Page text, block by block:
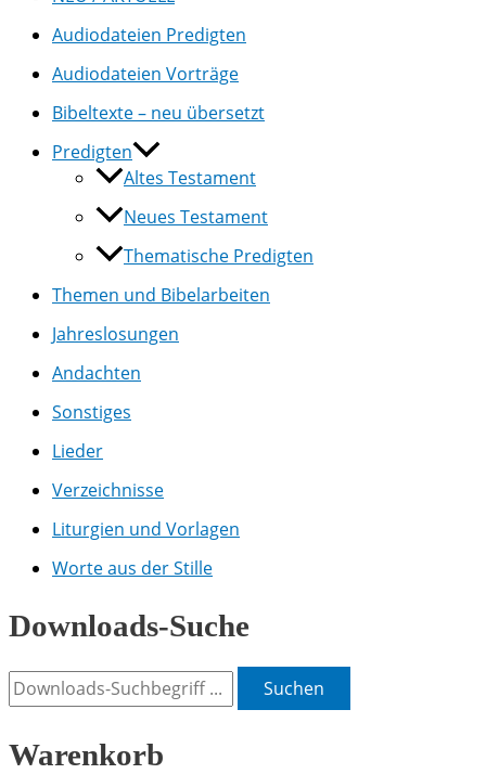
Audiodateien Predigten
Audiodateien Vorträge
Bibeltexte – neu übersetzt
Predigten
Altes Testament
Neues Testament
Thematische Predigten
Themen und Bibelarbeiten
Jahreslosungen
Andachten
Sonstiges
Lieder
Verzeichnisse
Liturgien und Vorlagen
Worte aus der Stille
Downloads-Suche
Suchen
Warenkorb